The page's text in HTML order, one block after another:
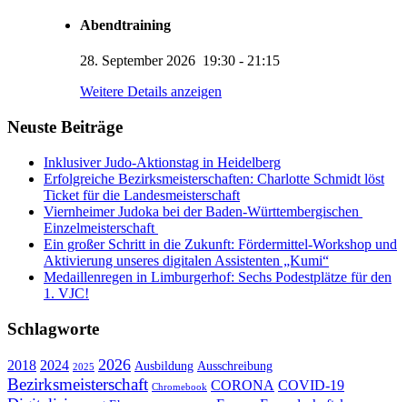
Abendtraining
28. September 2026 19:30 - 21:15
Weitere Details anzeigen
Neuste Beiträge
Inklusiver Judo-Aktionstag in Heidelberg
Erfolgreiche Bezirksmeisterschaften: Charlotte Schmidt löst
Ticket für die Landesmeisterschaft
Viernheimer Judoka bei der Baden-Württembergischen
Einzelmeisterschaft
Ein großer Schritt in die Zukunft: Fördermittel-Workshop und
Aktivierung unseres digitalen Assistenten „Kumi“
Medaillenregen in Limburgerhof: Sechs Podestplätze für den
1. VJC!
Schlagworte
2018 2024 2025 2026 Ausbildung Ausschreibung
Bezirksmeisterschaft Chromebook CORONA COVID-19
KUMI – Dein KI-Assistent